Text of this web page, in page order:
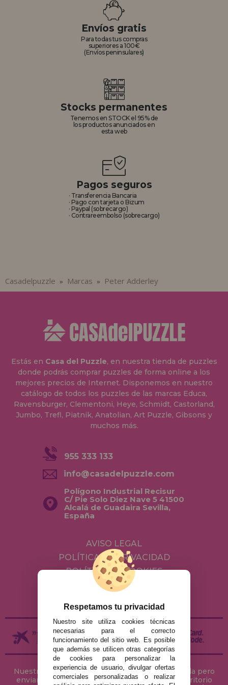
REGISTRO DISTRIBUIDOR
Envíos gratis
Para todas tus compras
superiores a 100€
(Envíos peninsulares)
Stocks permanentes
Tenemos en STOCK el 95% de
los productos anunciados en
esta web
Pagos seguros
· Transferencia Bancaria
· Pago con tarjeta o Bizum
· Paypal (sobrecargo)
· Contrareembolso (sobrecargo)
Casadelpuzzle » Marcas » Peter Adderley
Estás en Casa del Puzzle, en nuestra tienda de puzzles
donde podrás comprar puzzles de forma online a los
mejores precios de Internet. Disponemos en nuestro
catálogo de todos los puzzles de las marcas Educa,
Ravensburger, Clementoni, Heye, Schmidt, Castorland,
Jumbo, Trefl, Piatnik, Anatolian, Art Puzzle, Gibsons y
muchos más.
955 333 133
info@casadelpuzzle.com
Polígono Industrial Recisur
C/ Pie Solo Diez Nave 5 41500
Alcalá de Guadaira Sevilla,
España
AVISO LEGAL
POLÍTICA DE PRIVACIDAD
POLÍTICA DE COOKIES
ENVÍOS Y DEVOLUCIONES
Nuestra tienda de puzzles está ubicada en Sevilla pero
enviamos tus puzzles a cualquier ciudad del territorio
Respetamos tu privacidad
Nuestro site utiliza cookies técnicas
necesarias para el correcto
funcionamiento del sitio web. Es posible
que además se utilicen otras categorías
de cookies para personalizar la
experiencia de usuario, divulgar ofertas
comerciales personalizadas o realizar